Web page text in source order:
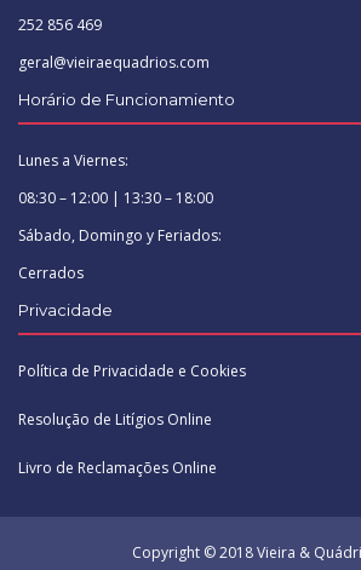
252 856 469
geral@vieiraequadrios.com
Horário de Funcionamiento
Lunes a Viernes:
08:30 – 12:00 | 13:30 – 18:00
Sábado, Domingo y Feriados:
Cerrados
Privacidade
Política de Privacidade e Cookies
Resolução de Litígios Online
Livro de Reclamações Online
Copyright © 2018 Vieira &